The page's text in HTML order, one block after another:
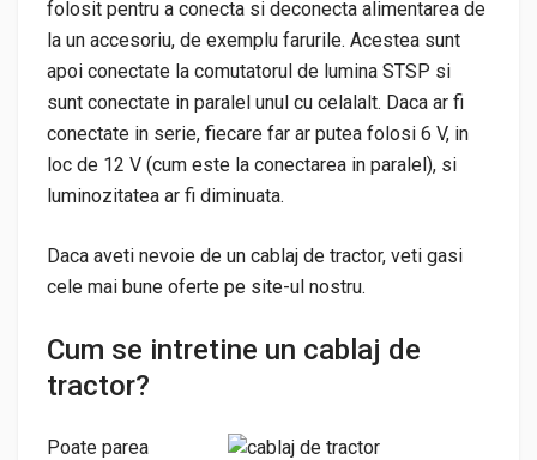
folosit pentru a conecta si deconecta alimentarea de
la un accesoriu, de exemplu farurile. Acestea sunt
apoi conectate la comutatorul de lumina STSP si
sunt conectate in paralel unul cu celalalt. Daca ar fi
conectate in serie, fiecare far ar putea folosi 6 V, in
loc de 12 V (cum este la conectarea in paralel), si
luminozitatea ar fi diminuata.
Daca aveti nevoie de un cablaj de tractor, veti gasi
cele mai bune oferte pe site-ul nostru.
Cum se intretine un cablaj de
tractor?
Poate parea